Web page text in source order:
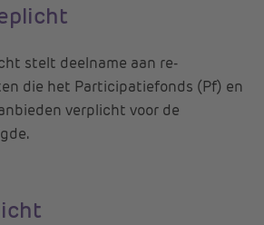
stelt deelname aan re-
die het Participatiefonds (Pf) en
verplicht voor de